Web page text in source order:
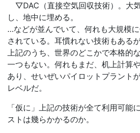
▽DAC（直接空気回収技術）。大
し、地中に埋める。
…などが並んでいて、何れも大規模
されている。耳慣れない技術もある
上記のうち、世界のどこかで本格的
一つもない。何れもまだ、机上計算
あり、せいぜいパイロットプラント
レベルだ。
「仮に」上記の技術が全て利用可能
ストは幾らかかるのか。